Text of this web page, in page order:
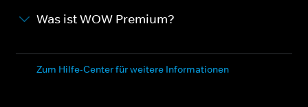
Was ist WOW Premium?
Zum Hilfe-Center für weitere Informationen